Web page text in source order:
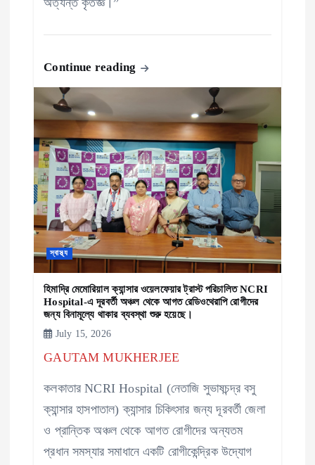
অত্যন্ত কৃতজ্ঞ।”
Continue reading
স্বাস্থ্য
হিমাদ্রি মেমোরিয়াল ক্যান্সার ওয়েলফেয়ার ট্রাস্ট পরিচালিত NCRI
Hospital-এ দূরবর্তী অঞ্চল থেকে আগত রেডিওথেরাপি রোগীদের
জন্য বিনামূল্যে থাকার ব্যবস্থা শুরু হয়েছে।
July 15, 2026
GAUTAM MUKHERJEE
কলকাতার NCRI Hospital (নেতাজি সুভাষচন্দ্র বসু
ক্যান্সার হাসপাতাল) ক্যান্সার চিকিৎসার জন্য দূরবর্তী জেলা
ও প্রান্তিক অঞ্চল থেকে আগত রোগীদের অন্যতম
প্রধান সমস্যার সমাধানে একটি রোগীকেন্দ্রিক উদ্যোগ